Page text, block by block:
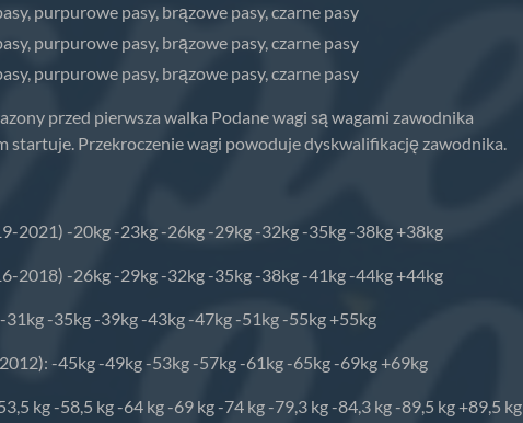
purpurowe pasy, brązowe pasy, czarne pasy
purpurowe pasy, brązowe pasy, czarne pasy
purpurowe pasy, brązowe pasy, czarne pasy
przed pierwsza walka Podane wagi są wagami zawodnika
startuje. Przekroczenie wagi powoduje dyskwalifikację zawodnika.
2021) -20kg -23kg -26kg -29kg -32kg -35kg -38kg +38kg
2018) -26kg -29kg -32kg -35kg -38kg -41kg -44kg +44kg
-35kg -39kg -43kg -47kg -51kg -55kg +55kg
-45kg -49kg -53kg -57kg -61kg -65kg -69kg +69kg
kg -58,5 kg -64 kg -69 kg -74 kg -79,3 kg -84,3 kg -89,5 kg +89,5 kg